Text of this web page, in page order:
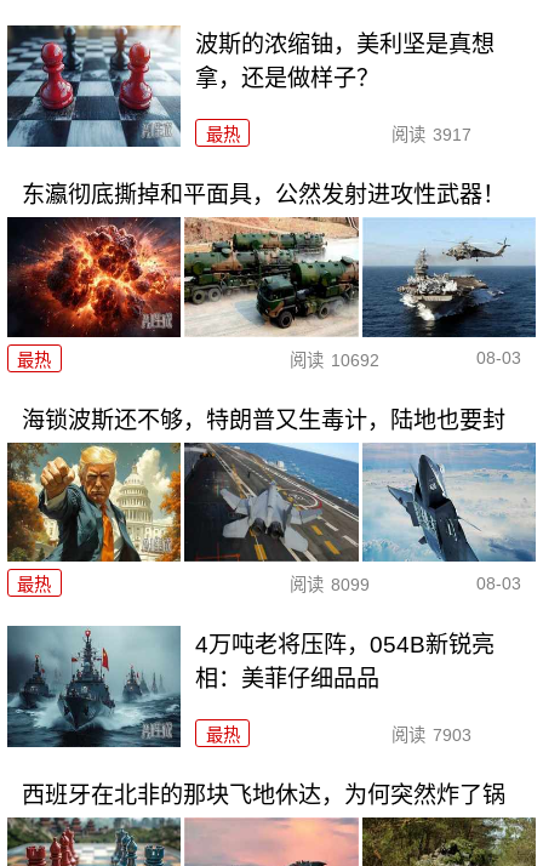
波斯的浓缩铀，美利坚是真想
拿，还是做样子？
最热 阅读 3917
东瀛彻底撕掉和平面具，公然发射进攻性武器！
最热 阅读 10692 08-03
海锁波斯还不够，特朗普又生毒计，陆地也要封
最热 阅读 8099 08-03
4万吨老将压阵，054B新锐亮
相：美菲仔细品品
最热 阅读 7903
西班牙在北非的那块飞地休达，为何突然炸了锅